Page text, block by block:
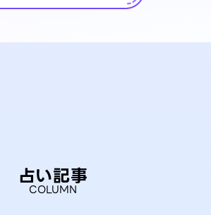
占い記事
COLUMN